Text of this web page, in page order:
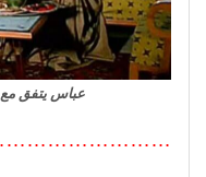
عباس يتفق مع